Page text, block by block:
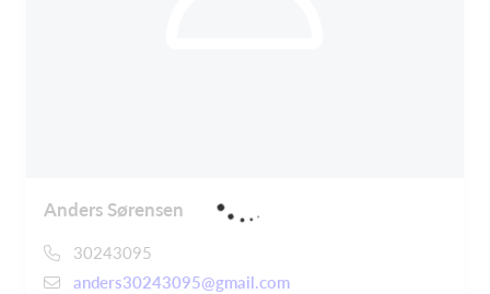
Anders Sørensen
30243095
anders30243095@gmail.com